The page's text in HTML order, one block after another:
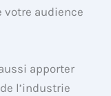
votre audience
apporter
l’industrie